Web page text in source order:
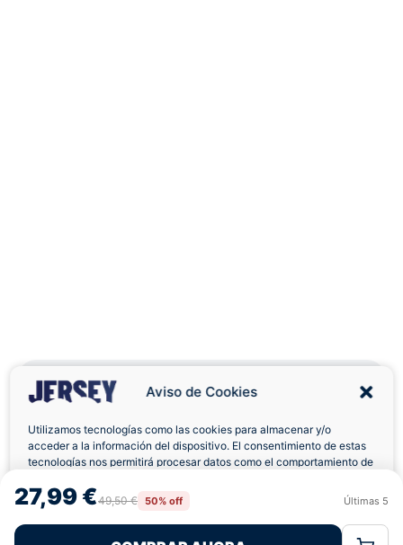
Aviso de Cookies
Utilizamos tecnologías como las cookies para almacenar y/o
acceder a la información del dispositivo. El consentimiento de estas
tecnologías nos permitirá procesar datos como el comportamiento de
retirar el consentimiento, puede afectar negativamente a ciertas
características y funciones.
Rechazar
27,99 €49,50 € 50% off Últimas 5
Envíos a Domicilio Devolución 7 Días